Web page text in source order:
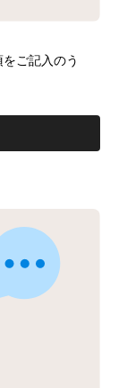
ご記入のう